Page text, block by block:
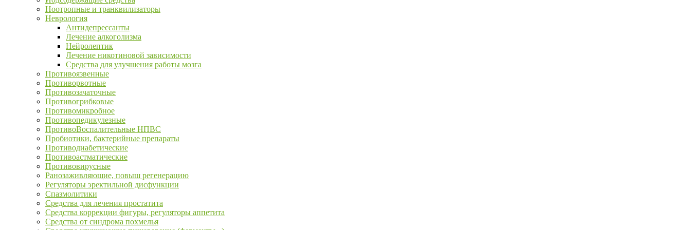
Ноотропные и транквилизаторы
Неврология
Антидепрессанты
Лечение алкоголизма
Нейролептик
Лечение никотиновой зависимости
Средства для улучшения работы мозга
Противоязвенные
Противорвотные
Противозачаточные
Противогрибковые
Противомикробное
Противопедикулезные
ПротивоВоспалительные НПВС
Пробиотики, бактерийные препараты
Противодиабетические
Противоастматические
Противовирусные
Ранозаживляющие, повыш регенерацию
Регуляторы эректильной дисфункции
Спазмолитики
Средства для лечения простатита
Средства коррекции фигуры, регуляторы аппетита
Средства от синдрома похмелья